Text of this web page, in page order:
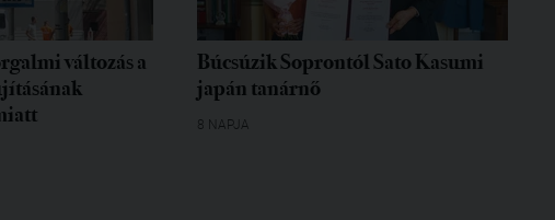
változás a
Búcsúzik Soprontól Sato Kasumi
japán tanárnő
8 NAPJA